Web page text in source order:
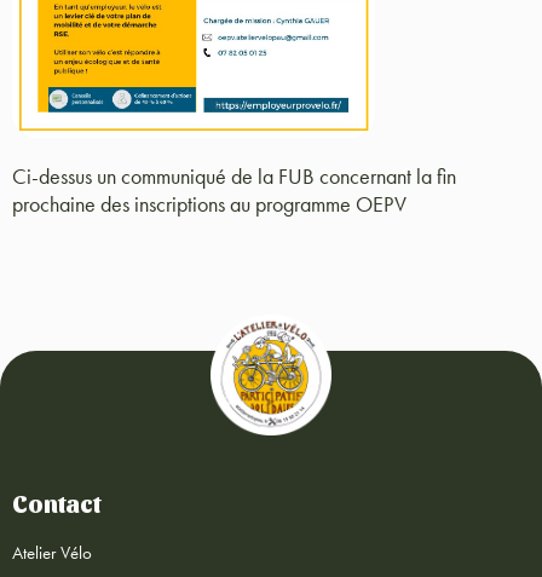
Ci-dessus un communiqué de la FUB concernant la fin
prochaine des inscriptions au programme OEPV
Contact
Atelier Vélo